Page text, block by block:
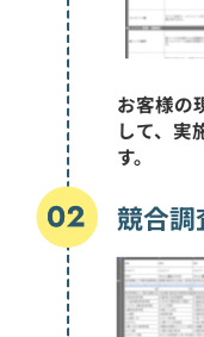
お客様の
して、実
す。
競合調